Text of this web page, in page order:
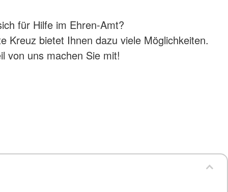
für Hilfe im Ehren-Amt?
Kreuz bietet Ihnen dazu viele Möglichkeiten.
von uns machen Sie mit!